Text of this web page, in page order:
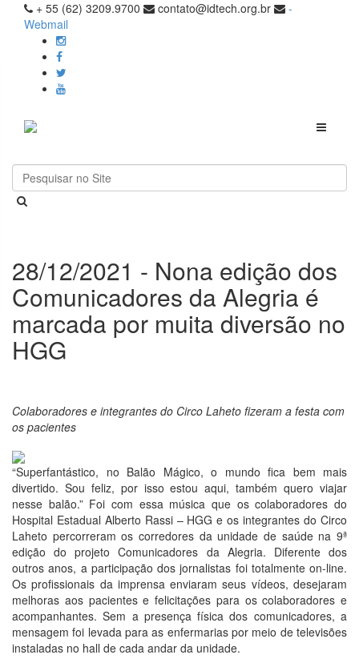
+ 55 (62) 3209.9700 contato@idtech.org.br
-
Webmail
Toggle
28/12/2021 - Nona edição dos
Comunicadores da Alegria é
marcada por muita diversão no
HGG
Colaboradores e integrantes do Circo Laheto fizeram a festa com
os pacientes
“Superfantástico, no Balão Mágico, o mundo fica bem mais
divertido. Sou feliz, por isso estou aqui, também quero viajar
nesse balão.” Foi com essa música que os colaboradores do
Hospital Estadual Alberto Rassi – HGG e os integrantes do Circo
Laheto percorreram os corredores da unidade de saúde na 9ª
edição do projeto Comunicadores da Alegria. Diferente dos
outros anos, a participação dos jornalistas foi totalmente on-line.
Os profissionais da imprensa enviaram seus vídeos, desejaram
melhoras aos pacientes e felicitações para os colaboradores e
acompanhantes. Sem a presença física dos comunicadores, a
mensagem foi levada para as enfermarias por meio de televisões
instaladas no hall de cada andar da unidade.